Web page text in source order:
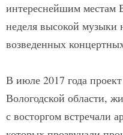
интереснейшим местам
неделя высокой музыки
возведенных
В июле 2017 года
Вологодской области,
с восторгом встречали